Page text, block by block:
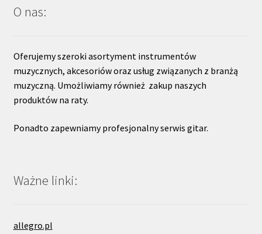
O nas:
Oferujemy szeroki asortyment instrumentów
muzycznych, akcesoriów oraz usług związanych z branżą
muzyczną. Umożliwiamy również zakup naszych
produktów na raty.
Ponadto zapewniamy profesjonalny serwis gitar.
Ważne linki:
allegro.pl